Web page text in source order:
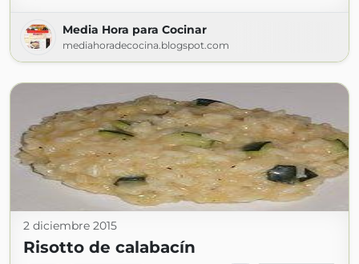
Media Hora para Cocinar
mediahoradecocina.blogspot.com
2 diciembre 2015
Risotto de calabacín